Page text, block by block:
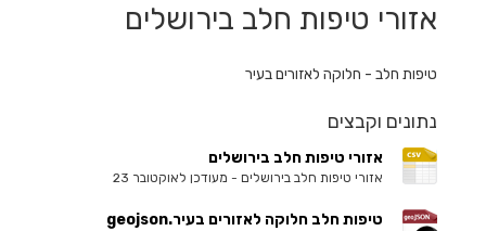
אזורי טיפות חלב בירושלים
טיפות חלב - חלוקה לאזורים בעיר
נתונים וקבצים
אזורי טיפות חלב בירושלים
אזורי טיפות חלב בירושלים - מעודכן לאוקטובר 23
טיפות חלב חלוקה לאזורים בעיר.geojson